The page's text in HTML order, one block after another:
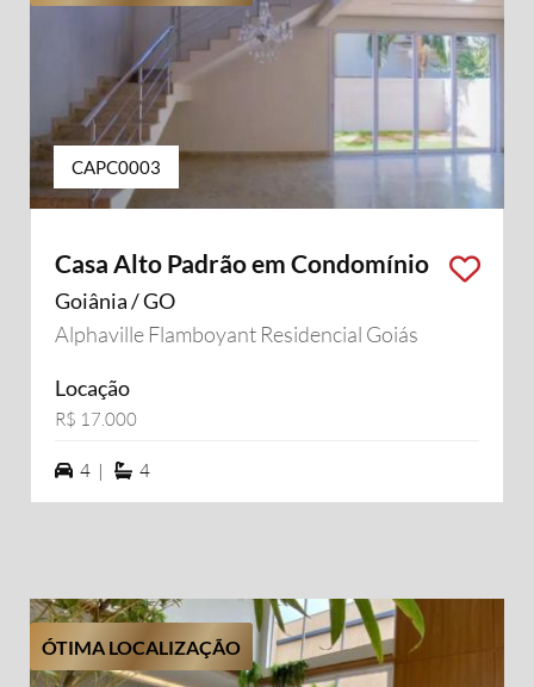
CAPC0003
Casa Alto Padrão em Condomínio
Goiânia / GO
Alphaville Flamboyant Residencial Goiás
Locação
R$ 17.000
4 vagas na garagem
4 | 4 suítes
4
ÓTIMA LOCALIZAÇÃO